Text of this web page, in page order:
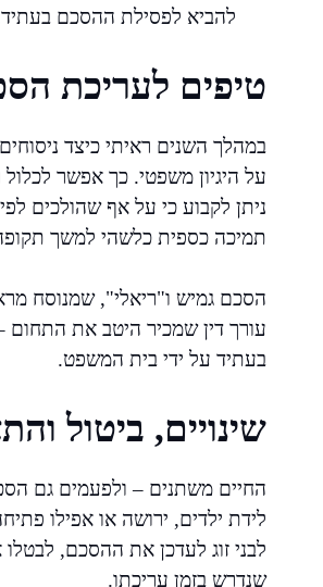
להביא לפסילת ההסכם
טיפים לעריכת
במהלך השנים ראיתי כיצד
על היגיון משפטי. כך אפשר
ניתן לקבוע כי על אף שהולכים
תמיכה כספית כלשהי למשך
הסכם גמיש ו"ריאלי", שמנוסח
עורך דין שמכיר היטב את התחום
בעתיד על ידי בית המשפט.
שינויים, ביטול
החיים משתנים – ולפעמים גם
לידת ילדים, ירושה או אפילו
לבני זוג לעדכן את ההסכם,
שנדרש בזמן עריכתו.